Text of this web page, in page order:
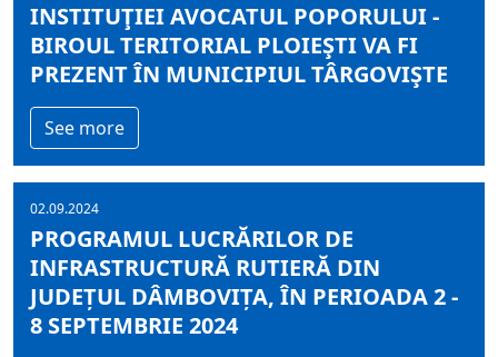
INSTITUŢIEI AVOCATUL POPORULUI -
BIROUL TERITORIAL PLOIEŞTI VA FI
PREZENT ÎN MUNICIPIUL TÂRGOVIŞTE
See more
02.09.2024
PROGRAMUL LUCRĂRILOR DE
INFRASTRUCTURĂ RUTIERĂ DIN
JUDEȚUL DÂMBOVIȚA, ÎN PERIOADA 2 -
8 SEPTEMBRIE 2024